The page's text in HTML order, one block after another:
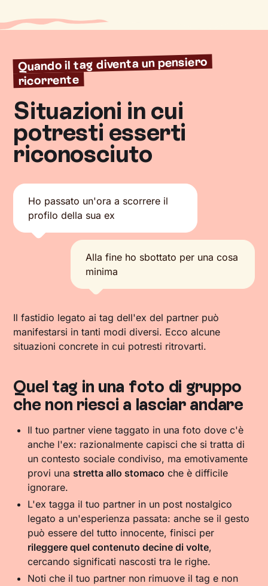
Quando il tag diventa un pensiero
ricorrente
Situazioni in cui
potresti esserti
riconosciuto
Ho passato un'ora a scorrere il
profilo della sua ex
Alla fine ho sbottato per una cosa
minima
Il fastidio legato ai tag dell'ex del partner può
manifestarsi in tanti modi diversi. Ecco alcune
situazioni concrete in cui potresti ritrovarti.
Quel tag in una foto di gruppo
che non riesci a lasciar andare
Il tuo partner viene taggato in una foto dove c'è
anche l'ex: razionalmente capisci che si tratta di
un contesto sociale condiviso, ma emotivamente
provi una stretta allo stomaco che è difficile
ignorare.
L'ex tagga il tuo partner in un post nostalgico
legato a un'esperienza passata: anche se il gesto
può essere del tutto innocente, finisci per
rileggere quel contenuto decine di volte,
cercando significati nascosti tra le righe.
Noti che il tuo partner non rimuove il tag e non